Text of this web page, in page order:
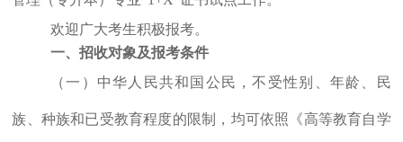
欢迎广大考生积极报考。
一、招收对象及报考条件
（一）中华人民共和国公民，不受性别、年龄、民
族、种族和已受教育程度的限制，均可依照《高等教育自学